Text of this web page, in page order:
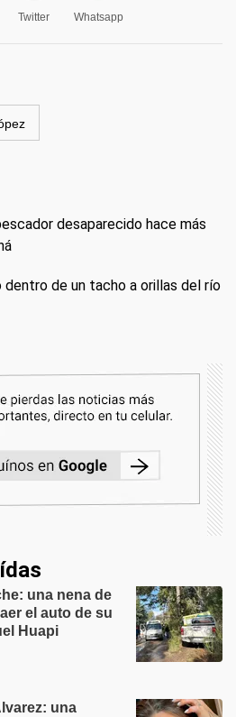
Twitter Whatsapp
desaparecido hace más
de un tacho a orillas del río
una nena de
el auto de su
Huapi
una